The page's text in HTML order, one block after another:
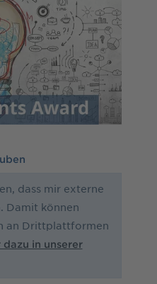
dass mir externe
Damit können
an Drittplattformen
dazu in unserer